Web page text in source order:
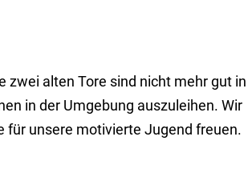
zwei alten Tore sind nicht mehr gut in
in der Umgebung auszuleihen. Wir
für unsere motivierte Jugend freuen.